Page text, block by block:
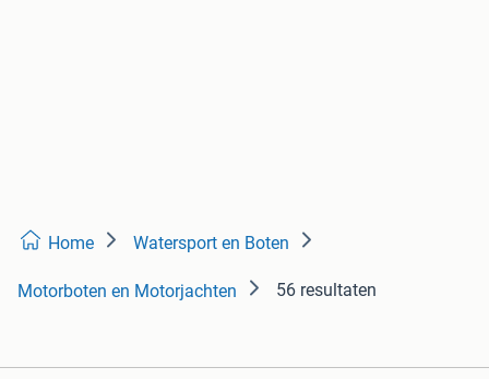
Home Watersport en Boten
Motorboten en Motorjachten 56 resultaten